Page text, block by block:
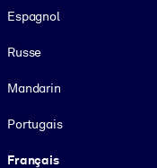
Espagnol
Russe
Mandarin
Portugais
Français